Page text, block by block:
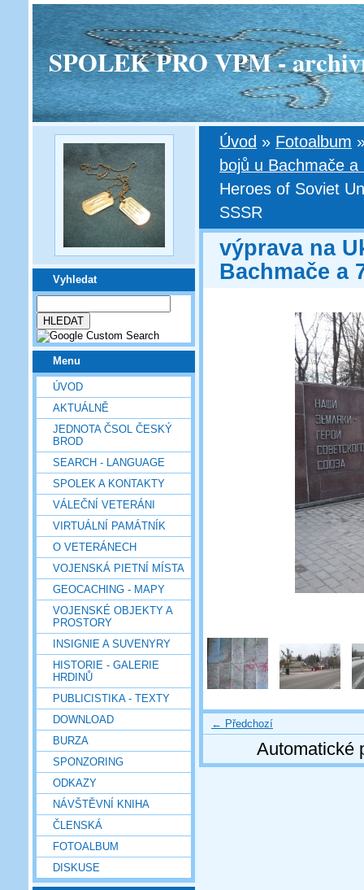
SPOLEK PRO VPM -
Vyhledat
Menu
ÚVOD
AKTUÁLNĚ
JEDNOTA ČSOL ČESKÝ
BROD
SEARCH - LANGUAGE
SPOLEK A KONTAKTY
VÁLEČNÍ VETERÁNI
VIRTUÁLNÍ PAMÁTNÍK
O VETERÁNECH
VOJENSKÁ PIETNÍ MÍSTA
GEOCACHING - MAPY
VOJENSKÉ OBJEKTY A
PROSTORY
INSIGNIE A SUVENYRY
HISTORIE - GALERIE
HRDINŮ
PUBLICISTIKA - TEXTY
DOWNLOAD
BURZA
SPONZORING
ODKAZY
NÁVŠTĚVNÍ KNIHA
ČLENSKÁ
FOTOALBUM
DISKUSE
Úvod » Fotoalbum
bojů u Bachmače
Heroes of Soviet
SSSR
výprava na
Bachmače a
← Předchozí
Automatické